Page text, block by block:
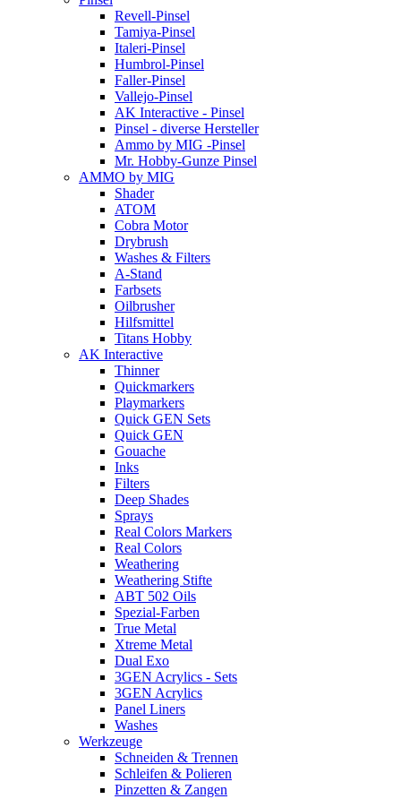
Revell-Pinsel
Tamiya-Pinsel
Italeri-Pinsel
Humbrol-Pinsel
Faller-Pinsel
Vallejo-Pinsel
AK Interactive - Pinsel
Pinsel - diverse Hersteller
Ammo by MIG -Pinsel
Mr. Hobby-Gunze Pinsel
AMMO by MIG
Shader
ATOM
Cobra Motor
Drybrush
Washes & Filters
A-Stand
Farbsets
Oilbrusher
Hilfsmittel
Titans Hobby
AK Interactive
Thinner
Quickmarkers
Playmarkers
Quick GEN Sets
Quick GEN
Gouache
Inks
Filters
Deep Shades
Sprays
Real Colors Markers
Real Colors
Weathering
Weathering Stifte
ABT 502 Oils
Spezial-Farben
True Metal
Xtreme Metal
Dual Exo
3GEN Acrylics - Sets
3GEN Acrylics
Panel Liners
Washes
Werkzeuge
Schneiden & Trennen
Schleifen & Polieren
Pinzetten & Zangen